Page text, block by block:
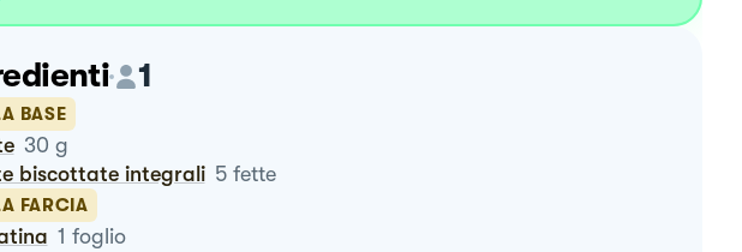
1
BASE
30 g
biscottate integrali 5 fette
FARCIA
1 foglio